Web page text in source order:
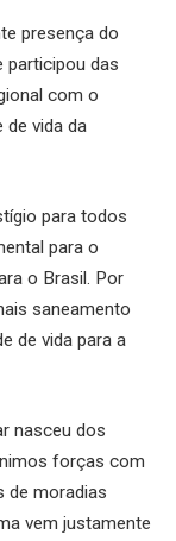
presença do
participou das
com o
de vida da
para todos
para o
o Brasil. Por
saneamento
de vida para a
nasceu dos
forças com
de moradias
vem justamente